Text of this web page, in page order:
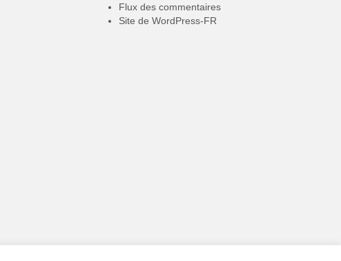
Flux des commentaires
Site de WordPress-FR